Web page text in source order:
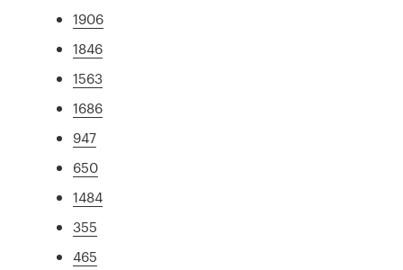
1906
1846
1563
1686
947
650
1484
355
465